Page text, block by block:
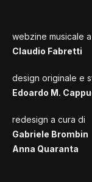
webzine musicale
Claudio Fabretti
design originale e
Edoardo M.
redesign a cura di
Gabriele Brombin
Anna Quaranta